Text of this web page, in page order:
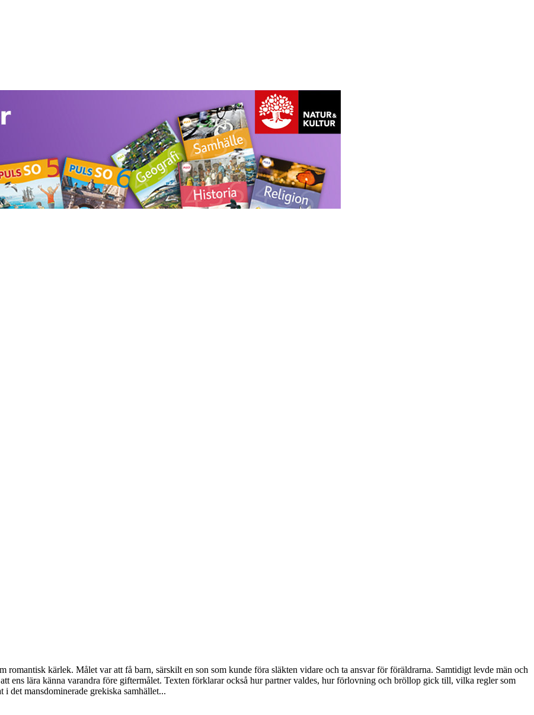
kärlek. Målet var att få barn, särskilt en son som kunde föra släkten vidare och ta ansvar för föräldrarna. Samtidigt levde män och
ens lära känna varandra före giftermålet. Texten förklarar också hur partner valdes, hur förlovning och bröllop gick till, vilka regler som
det mansdominerade grekiska samhället...